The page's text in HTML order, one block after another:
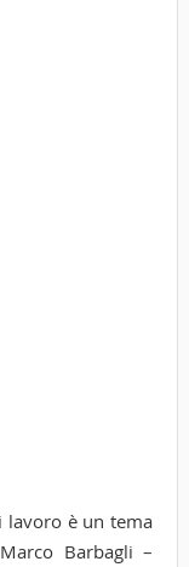
lavoro è un tema
Barbagli –